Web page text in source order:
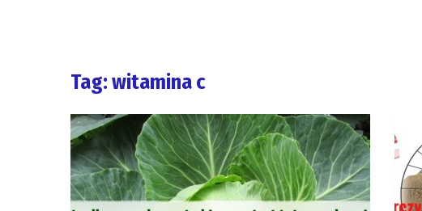
Tag: witamina c